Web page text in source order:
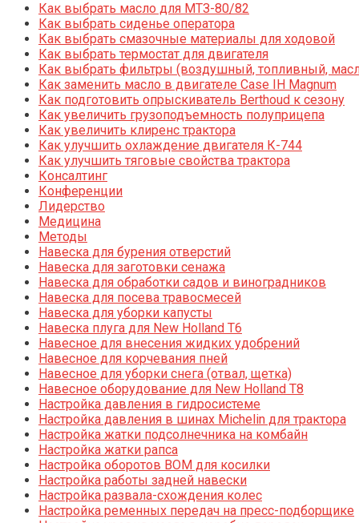
Как выбрать масло для МТЗ-80/82
Как выбрать сиденье оператора
Как выбрать смазочные материалы для ходовой
Как выбрать термостат для двигателя
Как выбрать фильтры (воздушный, топливный,
Как заменить масло в двигателе Case IH Magnum
Как подготовить опрыскиватель Berthoud к сезону
Как увеличить грузоподъемность полуприцепа
Как увеличить клиренс трактора
Как улучшить охлаждение двигателя К-744
Как улучшить тяговые свойства трактора
Консалтинг
Конференции
Лидерство
Медицина
Методы
Навеска для бурения отверстий
Навеска для заготовки сенажа
Навеска для обработки садов и виноградников
Навеска для посева травосмесей
Навеска для уборки капусты
Навеска плуга для New Holland T6
Навесное для внесения жидких удобрений
Навесное для корчевания пней
Навесное для уборки снега (отвал, щетка)
Навесное оборудование для New Holland T8
Настройка давления в гидросистеме
Настройка давления в шинах Michelin для трактора
Настройка жатки подсолнечника на комбайн
Настройка жатки рапса
Настройка оборотов ВОМ для косилки
Настройка работы задней навески
Настройка развала-схождения колес
Настройка ременных передач на пресс-подборщике